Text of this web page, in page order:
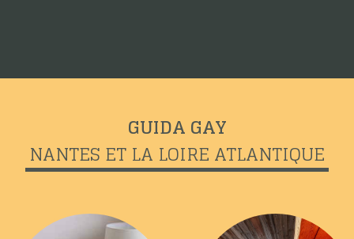
GUIDA GAY
NANTES ET LA LOIRE ATLANTIQUE